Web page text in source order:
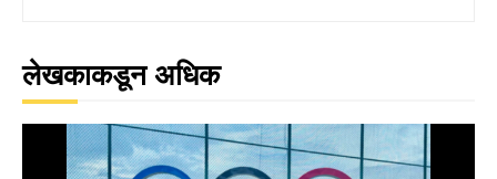
लेखकाकडून अधिक